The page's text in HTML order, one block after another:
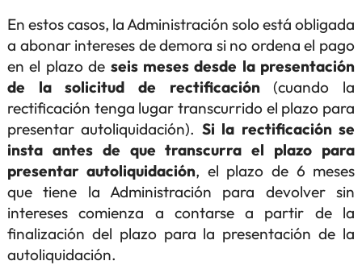
En estos casos, la Administración solo está obligada
a abonar intereses de demora si no ordena el pago
en el plazo de seis meses desde la presentación
de la solicitud de rectificación (cuando la
rectificación tenga lugar transcurrido el plazo para
presentar autoliquidación). Si la rectificación se
insta antes de que transcurra el plazo para
presentar autoliquidación, el plazo de 6 meses
que tiene la Administración para devolver sin
intereses comienza a contarse a partir de la
finalización del plazo para la presentación de la
autoliquidación.